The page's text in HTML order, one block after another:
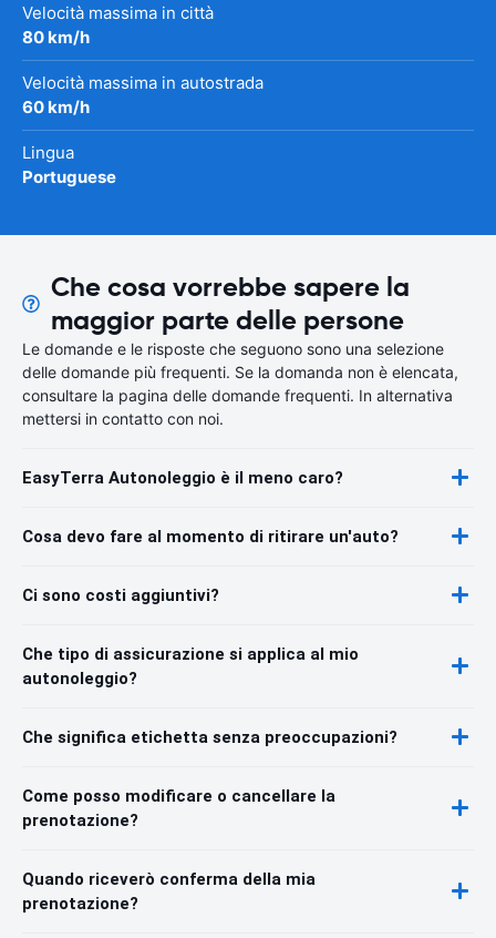
Velocità massima in città
80 km/h
Velocità massima in autostrada
60 km/h
Lingua
Portuguese
Che cosa vorrebbe sapere la
maggior parte delle persone
Le domande e le risposte che seguono sono una selezione
delle domande più frequenti. Se la domanda non è elencata,
consultare la pagina delle domande frequenti. In alternativa
mettersi in contatto con noi.
EasyTerra Autonoleggio è il meno caro?
Cosa devo fare al momento di ritirare un'auto?
Ci sono costi aggiuntivi?
Che tipo di assicurazione si applica al mio
autonoleggio?
Che significa etichetta senza preoccupazioni?
Come posso modificare o cancellare la
prenotazione?
Quando riceverò conferma della mia
prenotazione?